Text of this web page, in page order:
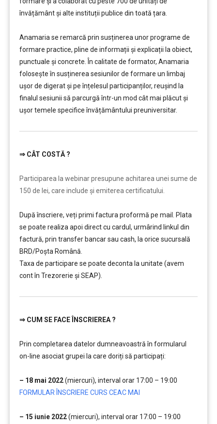
învățământ şi alte instituții publice din toată țara.
Anamaria se remarcă prin susținerea unor programe de
formare practice, pline de informații și explicații la obiect,
punctuale și concrete. În calitate de formator, Anamaria
folosește în susținerea sesiunilor de formare un limbaj
ușor de digerat și pe înțelesul participanților, reușind la
finalul sesiunii să parcurgă într-un mod cât mai plăcut și
ușor temele specifice învățământului preuniversitar.
⇒ CÂT COSTĂ ?
Participarea la webinar presupune achitarea unei sume de
150 de lei, care include şi emiterea certificatului.
După înscriere, veți primi factura proformă pe mail. Plata
se poate realiza apoi direct cu cardul, urmârind linkul din
factură, prin transfer bancar sau cash, la orice sucursală
BRD/Poșta Română.
Taxa de participare se poate deconta la unitate (avem
cont în Trezorerie și SEAP).
⇒ CUM SE FACE ÎNSCRIEREA ?
Prin completarea datelor dumneavoastră în formularul
on-line asociat grupei la care doriți să participați:
– 18 mai 2022(miercuri), interval orar 17:00 – 19:00
FORMULAR ÎNSCRIERE CURS CEAC MAI
– 15 iunie 2022(miercuri), interval orar 17:00 – 19:00